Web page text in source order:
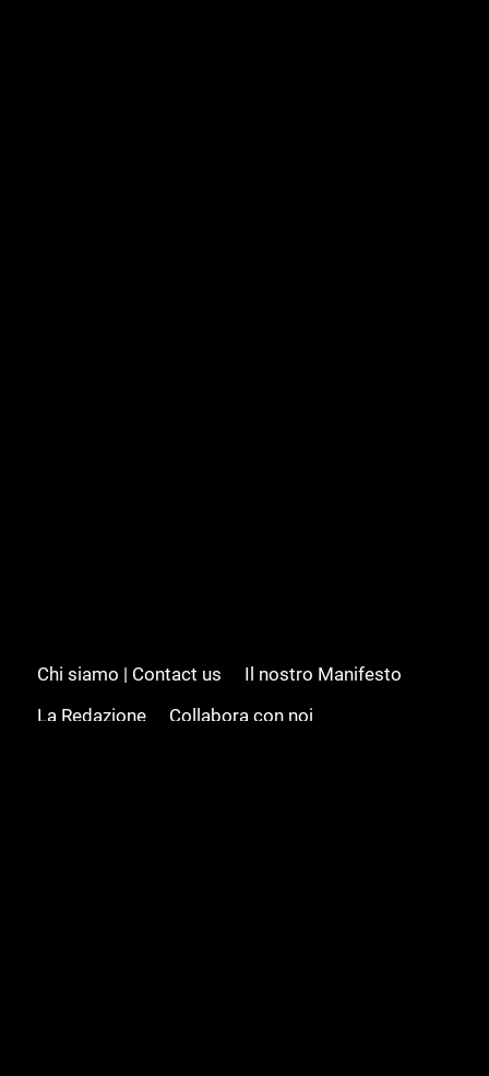
Chi siamo | Contact us
Il nostro Manifesto
La Redazione
Collabora con noi